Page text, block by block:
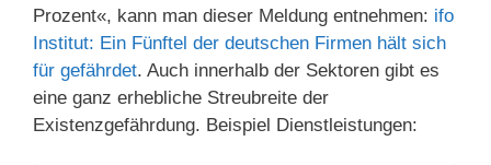
Prozent«, kann man dieser Meldung entnehmen: ifo
Institut: Ein Fünftel der deutschen Firmen hält sich
für gefährdet. Auch innerhalb der Sektoren gibt es
eine ganz erhebliche Streubreite der
Existenzgefährdung. Beispiel Dienstleistungen: